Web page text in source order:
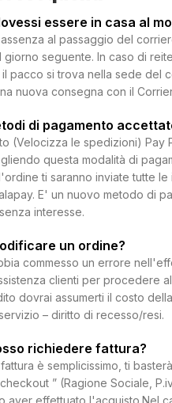
essere in casa al
al passaggio del
giorno seguente. In caso di
pacco si trova nella sede del
nuova consegna con il
di pagamento
(Velocizza le spedizioni) Pay
questa modalità di
ti saranno inviate tutte
E' un nuovo metodo di
interesse.
un ordine?
commesso un errore
clienti per procedere
dovrai assumerti il costo
– diritto di recesso/resi.
richiedere fattura?
è semplicissimo, ti
” (Ragione Sociale,
aver effettuato l'acquisto.Nel